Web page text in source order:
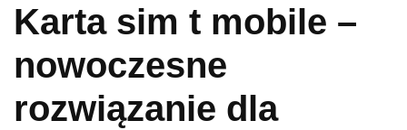
2026
Karta sim t mobile –
nowoczesne
rozwiązanie dla